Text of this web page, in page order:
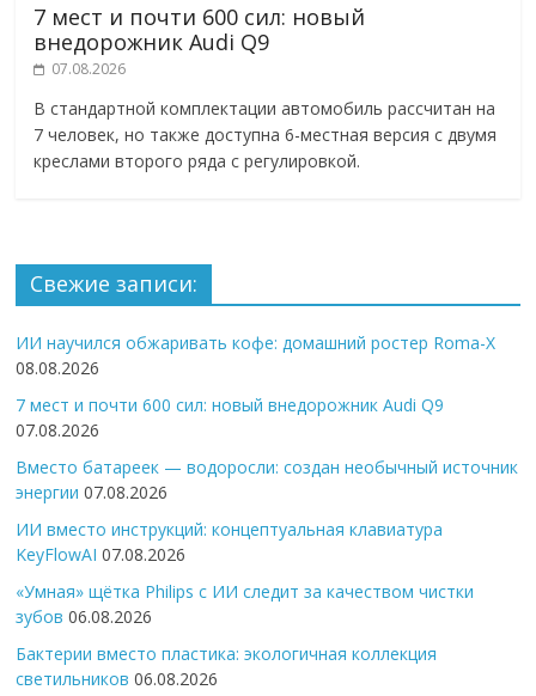
7 мест и почти 600 сил: новый
внедорожник Audi Q9
07.08.2026
В стандартной комплектации автомобиль рассчитан на
7 человек, но также доступна 6-местная версия с двумя
креслами второго ряда с регулировкой.
Свежие записи:
ИИ научился обжаривать кофе: домашний ростер Roma-X
08.08.2026
7 мест и почти 600 сил: новый внедорожник Audi Q9
07.08.2026
Вместо батареек — водоросли: создан необычный источник
энергии 07.08.2026
ИИ вместо инструкций: концептуальная клавиатура
KeyFlowAI 07.08.2026
«Умная» щётка Philips с ИИ следит за качеством чистки
зубов 06.08.2026
Бактерии вместо пластика: экологичная коллекция
светильников 06.08.2026